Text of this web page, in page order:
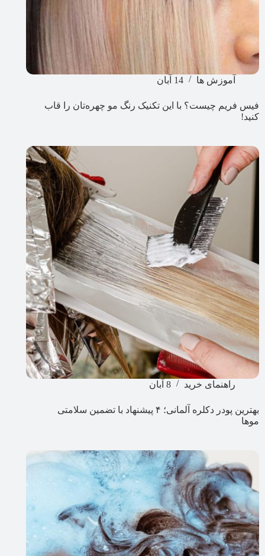
آموزش ها 14 آبان
فیس فریم چیست؟ با این تکنیک رنگ مو چهره‌تان را قاب
کنید!
راهنمای خرید 8 آبان
بهترین پودر دکلره آلمانی؛ ۴ پیشنهاد با تضمین سلامتی
موها